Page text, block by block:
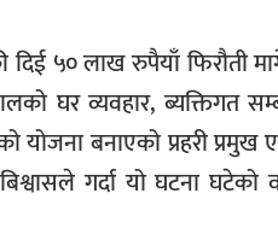
५० लाख रुपैयाँ फिरौती
घर व्यवहार, ब्यक्तिगत
बनाएको प्रहरी
गर्दा यो घटना घटेको